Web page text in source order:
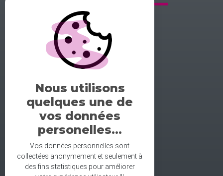
GALERIE DE LA DANSE
1 rue midol 25000 Besançon
tel: 06.71.93.54.75
contact@galeriedeladanse.fr
facebook/galeriedeladanse
instagram/lagaleriedeladanse
Nous utilisons
quelques une de
vos données
personelles...
Vos données personnelles sont
collectées anonymement et seulement à
des fins statistiques pour améliorer